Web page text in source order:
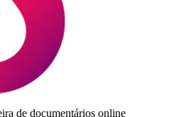
de documentários online